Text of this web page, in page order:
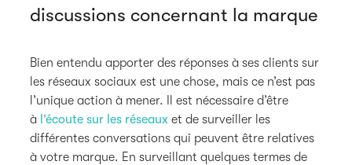
discussions concernant la marque
Bien entendu apporter des réponses à ses clients sur
les réseaux sociaux est une chose, mais ce n’est pas
l’unique action à mener. Il est nécessaire d’être
à l’écoute sur les réseaux et de surveiller les
différentes conversations qui peuvent être relatives
à votre marque. En surveillant quelques termes de